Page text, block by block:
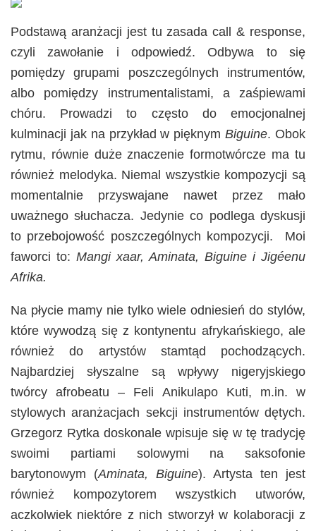
Podstawą aranżacji jest tu zasada call & response,
czyli zawołanie i odpowiedź. Odbywa to się
pomiędzy grupami poszczególnych instrumentów,
albo pomiędzy instrumentalistami, a zaśpiewami
chóru. Prowadzi to często do emocjonalnej
kulminacji jak na przykład w pięknymBiguine. Obok
rytmu, równie duże znaczenie formotwórcze ma tu
również melodyka. Niemal wszystkie kompozycji są
momentalnie przyswajane nawet przez mało
uważnego słuchacza. Jedynie co podlega dyskusji
to przebojowość poszczególnych kompozycji. Moi
faworci to: Mangi xaar, Aminata, Biguine i Jigéenu
Afrika.
Na płycie mamy nie tylko wiele odniesień do stylów,
które wywodzą się z kontynentu afrykańskiego, ale
również do artystów stamtąd pochodzących.
Najbardziej słyszalne są wpływy nigeryjskiego
twórcy afrobeatu – Feli Anikulapo Kuti, m.in. w
stylowych aranżacjach sekcji instrumentów dętych.
Grzegorz Rytka doskonale wpisuje się w tę tradycję
swoimi partiami solowymi na saksofonie
barytonowym (Aminata, Biguine). Artysta ten jest
również kompozytorem wszystkich utworów,
aczkolwiek niektóre z nich stworzył w kolaboracji z